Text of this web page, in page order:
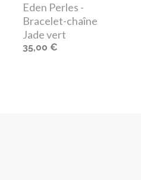
Eden Perles -
Bracelet-chaîne
Jade vert
35,00 €